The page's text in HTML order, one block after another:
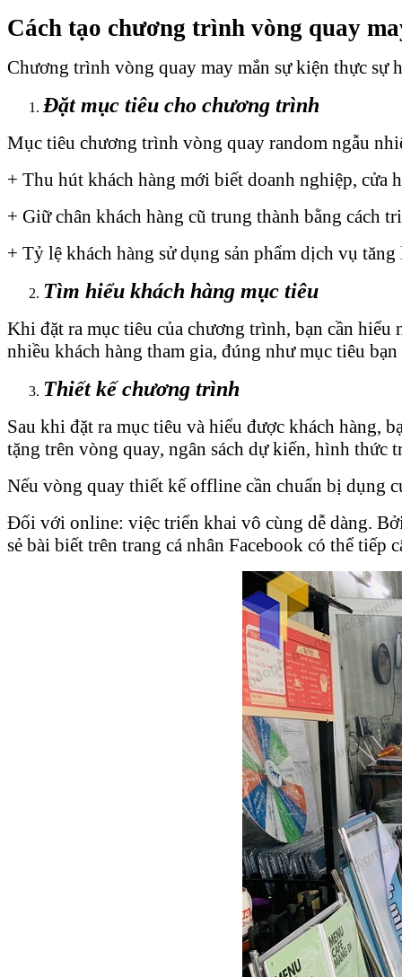
Cách tạo chương trình vòng quay
Chương trình vòng quay may mắn sự kiện thực sự
Đặt mục tiêu cho chương trình
Mục tiêu chương trình vòng quay random ngẫu
+ Thu hút khách hàng mới biết doanh nghiệp, cửa
+ Giữ chân khách hàng cũ trung thành bằng cách
+ Tỷ lệ khách hàng sử dụng sản phẩm dịch vụ tăng
Tìm hiểu khách hàng mục tiêu
Khi đặt ra mục tiêu của chương trình, bạn cần
nhiều khách hàng tham gia, đúng như mục tiêu bạn
Thiết kế chương trình
Sau khi đặt ra mục tiêu và hiểu được khách hàng,
tặng trên vòng quay, ngân sách dự kiến, hình thức
Nếu vòng quay thiết kế offline cần chuẩn bị dụng
Đối với online: việc triển khai vô cùng dễ dàng.
sẻ bài biết trên trang cá nhân Facebook có thể